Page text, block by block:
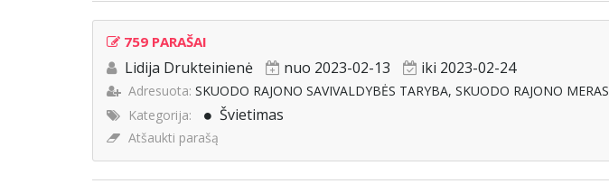
759 PARAŠAI
Lidija Drukteinienė nuo 2023-02-13 iki 2023-02-24
Adresuota: SKUODO RAJONO SAVIVALDYBĖS TARYBA, SKUODO RAJONO MERAS
Kategorija:
Švietimas
Atšaukti parašą